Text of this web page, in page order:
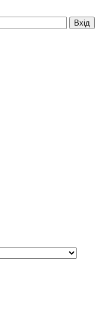
Вхід